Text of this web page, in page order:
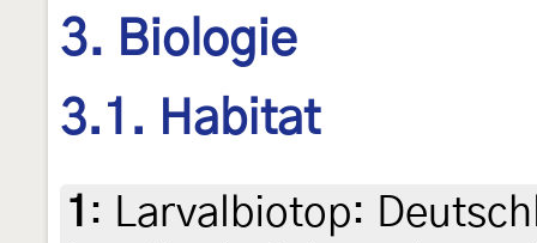
3. Biologie
3.1. Habitat
1 : Larvalbiotop: